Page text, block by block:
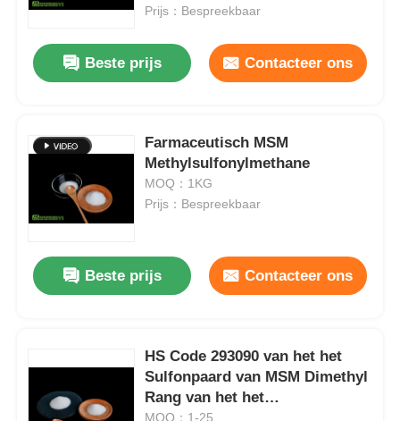
Video's
Over ons
Kwaliteitscontrole
MSM-Poeder
MSM Methylsulfonylmethaan
Dimethyl Sulfon van MSM
Prijs：Bespreekbaar
Beste prijs Contacteer ons
Farmaceutisch MSM
Methylsulfonylmethane
MOQ：1KG
Prijs：Bespreekbaar
Beste prijs Contacteer ons
HS Code 293090 van het het
Sulfonpaard van MSM Dimethyl
Rang van het het
Supplementvoedsel KOSJER
MOQ：1-25